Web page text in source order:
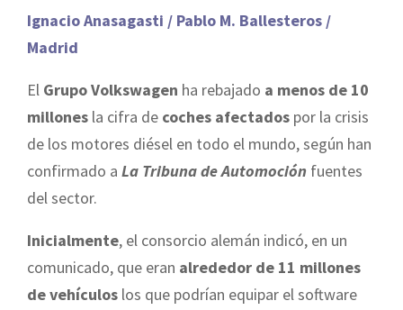
Ignacio Anasagasti / Pablo M. Ballesteros /
Madrid
El Grupo Volkswagen ha rebajado a menos de 10
millones la cifra de coches afectados por la crisis
de los motores diésel en todo el mundo, según han
confirmado a La Tribuna de Automoción fuentes
del sector.
Inicialmente, el consorcio alemán indicó, en un
comunicado, que eran alrededor de 11 millones
de vehículos los que podrían equipar el software